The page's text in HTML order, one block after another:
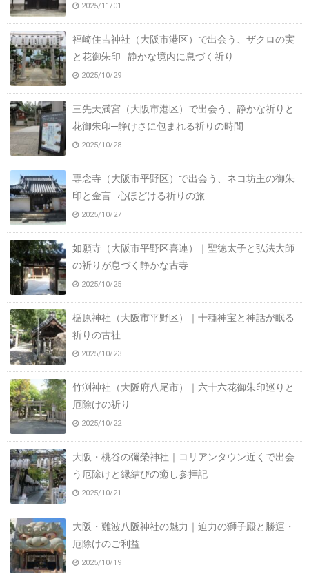
2025/11/01
福崎住吉神社（大阪市港区）で出会う、ザクロの実
と花御朱印─静かな境内に息づく祈り
2025/10/29
三先天満宮（大阪市港区）で出会う、静かな祈りと
花御朱印─静けさに包まれる祈りの時間
2025/10/28
専念寺（大阪市平野区）で出会う、ネコ坊主の御朱
印と金言─心ほどける祈りの旅
2025/10/27
如願寺（大阪市平野区喜連）｜聖徳太子と弘法大師
の祈りが息づく静かな古寺
2025/10/25
楯原神社（大阪市平野区）｜十種神宝と神話が眠る
祈りの古社
2025/10/23
竹渕神社（大阪府八尾市）｜六十六花御朱印巡りと
厄除けの祈り
2025/10/22
大阪・桃谷の彌榮神社｜コリアンタウン近くで出会
う厄除けと縁結びの癒し参拝記
2025/10/21
大阪・難波八阪神社の魅力｜迫力の獅子殿と勝運・
厄除けのご利益
2025/10/19